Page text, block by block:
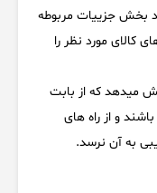
بخش جزییات مربوطه
کالای مورد نظر را
میدهد که از بابت
و از راه های
به آن نرسد.